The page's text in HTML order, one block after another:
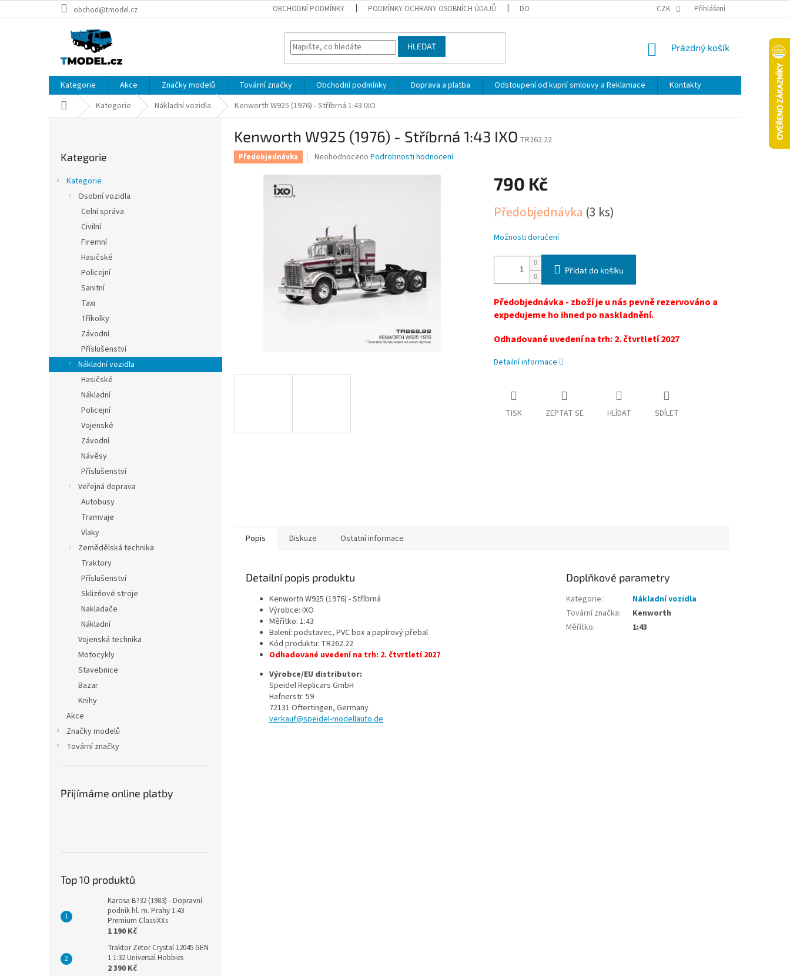
na
obchod@tmodel.cz OBCHODNÍ PODMÍNKY PODMÍNKY OCHRANY OSOBNÍCH ÚDAJŮ DOPRAVA A PLATBA ODSTOUPENÍ OD KUPNÍ SMLOUVY A REKLAMACE
CZK Přihlášení
HLEDAT
NÁKUPNÍ
Prázdný košík
Kategorie Akce Značky modelů Tovární značky Obchodní podmínky Doprava a platba Odstoupení od kupní smlouvy a Reklamace
Kontakty
Domů Kategorie Nákladní vozidla Kenworth W925 (1976) - Stříbrná 1:43 IXO
kategorie
Kategorie
Kategorie
Osobní vozidla
Celní správa
Civilní
Firemní
Hasičské
Policejní
Sanitní
Taxi
Tříkolky
Závodní
Příslušenství
Nákladní vozidla
Hasičské
Nákladní
Policejní
Vojenské
Závodní
Návěsy
Příslušenství
Veřejná doprava
Autobusy
Tramvaje
Vlaky
Zemědělská technika
Traktory
Příslušenství
Sklizňové stroje
Nakladače
Nákladní
Vojenská technika
Motocykly
Stavebnice
Bazar
Knihy
Akce
Značky modelů
Tovární značky
Přijímáme online platby
Top 10 produktů
Karosa B732 (1983) - Dopravní
podnik hl. m. Prahy 1:43
Premium ClassiXXs
1 190 Kč
Traktor Zetor Crystal 12045 GEN
1 1:32 Universal Hobbies
2 390 Kč
Kenworth W925 (1976) - Stříbrná 1:43 IXO TR262.22
Předobjednávka
Průměrné
produktu
hvězdiček.
Neohodnoceno Podrobnosti hodnocení
790 Kč
cena:
Předobjednávka (3 ks)
Možnosti doručení
Přidat do košíku
Předobjednávka - zboží je u nás pevně rezervováno a
expedujeme ho ihned po naskladnění.
Odhadované uvedení na trh: 2. čtvrtletí 2027
Detailní informace
TISK ZEPTAT SE HLÍDAT SDÍLET
Popis Diskuze Ostatní informace
Detailní popis produktu
Kenworth W925 (1976) - Stříbrná
Výrobce: IXO
Měřítko: 1:43
Balení: podstavec, PVC box a papírový přebal
Kód produktu: TR262.22
Odhadované uvedení na trh: 2. čtvrtletí 2027
Výrobce/EU distributor:
Speidel Replicars GmbH
Hafnerstr. 59
72131 Oftertingen, Germany
verkauf@speidel-modellauto.de
Doplňkové parametry
Kategorie:
Nákladní vozidla
Tovární značka:
Kenworth
Měřítko: 1:43